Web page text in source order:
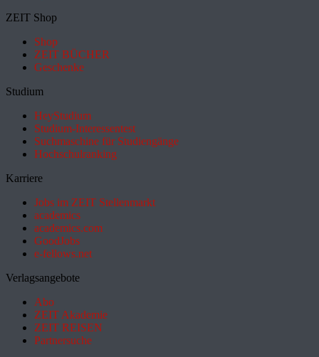
ZEIT Shop
Shop
ZEIT BÜCHER
Geschenke
Studium
HeyStudium
Studium-Interessentest
Suchmaschine für Studiengänge
Hochschulranking
Karriere
Jobs im ZEIT Stellenmarkt
academics
academics.com
GoodJobs
e-fellows.net
Verlagsangebote
Abo
ZEIT Akademie
ZEIT REISEN
Partnersuche